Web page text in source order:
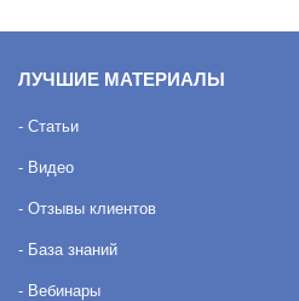
ЛУЧШИЕ МАТЕРИАЛЫ
- Статьи
- Видео
- Отзывы клиентов
- База знаний
- Вебинары